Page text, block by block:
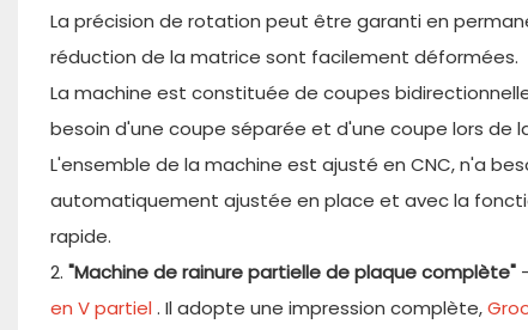
La précision de rotation peut être garanti en
réduction de la matrice sont facilement déformées.
La machine est constituée de coupes
besoin d'une coupe séparée et d'une coupe lors de
L'ensemble de la machine est ajusté en CNC, n'a
automatiquement ajustée en place et avec la
rapide.
2. "Machine de rainure partielle de plaque complète"
en V partiel . Il adopte une impression complète,